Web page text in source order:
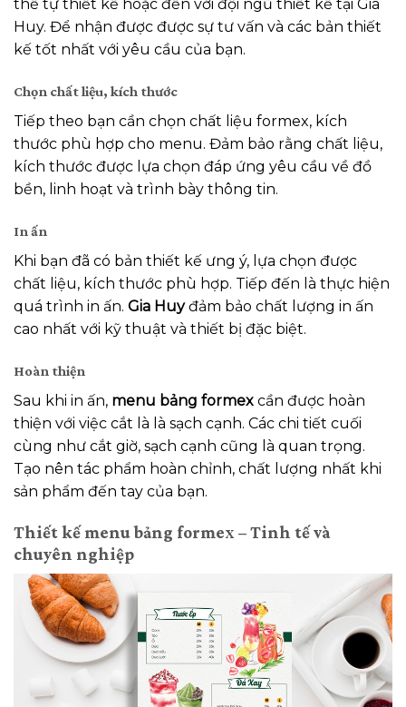
thể tự thiết kế hoặc đến với đội ngũ thiết kế tại Gia
Huy. Để nhận được được sự tư vấn và các bản thiết
kế tốt nhất với yêu cầu của bạn.
Chọn chất liệu, kích thước
Tiếp theo bạn cần chọn chất liệu formex, kích
thước phù hợp cho menu. Đảm bảo rằng chất liệu,
kích thước được lựa chọn đáp ứng yêu cầu về đồ
bền, linh hoạt và trình bày thông tin.
In ấn
Khi bạn đã có bản thiết kế ưng ý, lựa chọn được
chất liệu, kích thước phù hợp. Tiếp đến là thực hiện
quá trình in ấn. Gia Huyđảm bảo chất lượng in ấn
cao nhất với kỹ thuật và thiết bị đặc biệt.
Hoàn thiện
Sau khi in ấn, menu bảng formex cần được hoàn
thiện với việc cắt là là sạch cạnh. Các chi tiết cuối
cùng như cắt giờ, sạch cạnh cũng là quan trọng.
Tạo nên tác phẩm hoàn chỉnh, chất lượng nhất khi
sản phẩm đến tay của bạn.
Thiết kế menu bảng formex – Tinh tế và
chuyên nghiệp